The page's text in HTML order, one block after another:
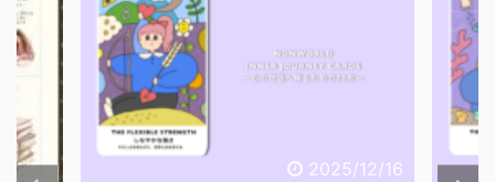
4/29 2025/12/16